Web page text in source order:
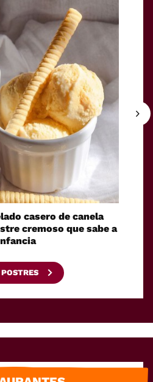
casero de canela
cremoso que sabe a